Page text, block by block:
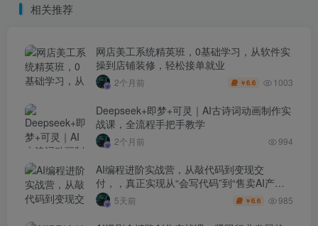
相关推荐
网店美工系统精英班，0基础学习，从软件实
操到店铺装修，轻松接单就业
2个月前 ￥6.6 1003
Deepseek+即梦+可灵｜AI古诗词动画制作实
战课，全流程手把手教学
2个月前 994
AI编程进阶实战营，从敲代码到变现交
付，，真正实现从“会写代码”到“售卖AI产品
盈利”的跨越
5天前 ￥6.6 985